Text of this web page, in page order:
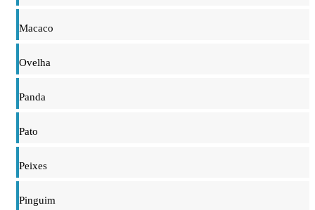
Macaco
Ovelha
Panda
Pato
Peixes
Pinguim